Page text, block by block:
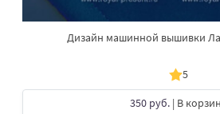
Дизайн машинной вышивки
5
350 руб. | В